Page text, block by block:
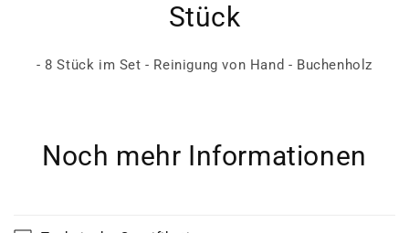
Stück
- 8 Stück im Set - Reinigung von Hand - Buchenholz
Noch mehr Informationen